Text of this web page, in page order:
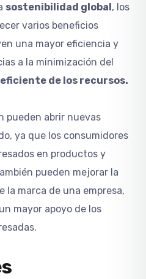
sostenibilidad global, los
varios beneficios
una mayor eficiencia y
a la minimización del
eficiente de los recursos.
pueden abrir nuevas
ya que los consumidores
en productos y
pueden mejorar la
la marca de una empresa,
mayor apoyo de los